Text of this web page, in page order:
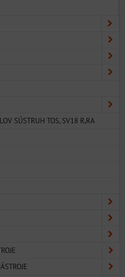
SÚSTRUH TOS, SV18 R,RA